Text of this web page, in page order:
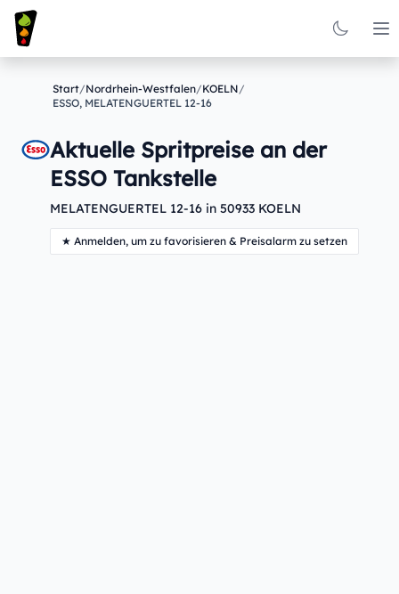
Start/Nordrhein-Westfalen/KOELN/
ESSO, MELATENGUERTEL 12-16
Aktuelle Spritpreise an der
ESSO Tankstelle
MELATENGUERTEL 12-16 in 50933 KOELN
★ Anmelden, um zu favorisieren & Preisalarm zu setzen